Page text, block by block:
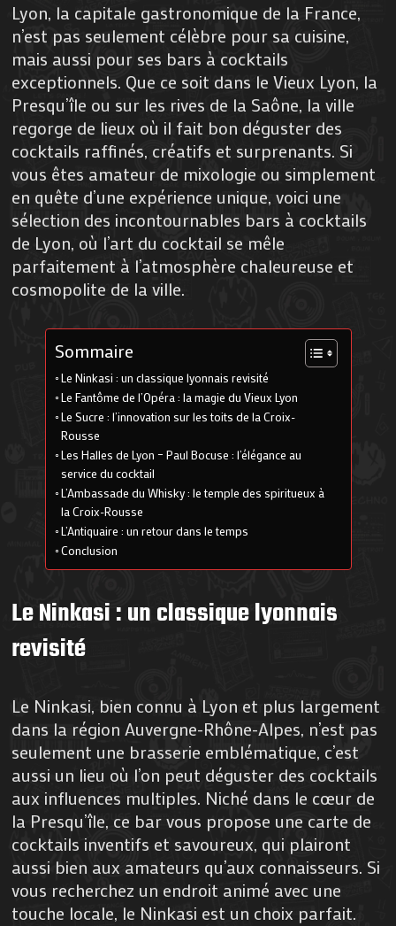
Lyon, la capitale gastronomique de la France,
n’est pas seulement célèbre pour sa cuisine,
mais aussi pour ses bars à cocktails
exceptionnels. Que ce soit dans le Vieux Lyon, la
Presqu’île ou sur les rives de la Saône, la ville
regorge de lieux où il fait bon déguster des
cocktails raffinés, créatifs et surprenants. Si
vous êtes amateur de mixologie ou simplement
en quête d’une expérience unique, voici une
sélection des incontournables bars à cocktails
de Lyon, où l’art du cocktail se mêle
parfaitement à l’atmosphère chaleureuse et
cosmopolite de la ville.
Sommaire
Le Ninkasi : un classique lyonnais revisité
Le Fantôme de l’Opéra : la magie du Vieux Lyon
Le Sucre : l’innovation sur les toits de la Croix-
Rousse
Les Halles de Lyon – Paul Bocuse : l’élégance au
service du cocktail
L’Ambassade du Whisky : le temple des spiritueux à
la Croix-Rousse
L’Antiquaire : un retour dans le temps
Conclusion
Le Ninkasi : un classique lyonnais
revisité
Le Ninkasi, bien connu à Lyon et plus largement
dans la région Auvergne-Rhône-Alpes, n’est pas
seulement une brasserie emblématique, c’est
aussi un lieu où l’on peut déguster des cocktails
aux influences multiples. Niché dans le cœur de
la Presqu’île, ce bar vous propose une carte de
cocktails inventifs et savoureux, qui plairont
aussi bien aux amateurs qu’aux connaisseurs. Si
vous recherchez un endroit animé avec une
touche locale, le Ninkasi est un choix parfait.